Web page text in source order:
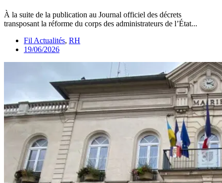
À la suite de la publication au Journal officiel des décrets
transposant la réforme du corps des administrateurs de l’État...
Fil Actualités, RH
19/06/2026